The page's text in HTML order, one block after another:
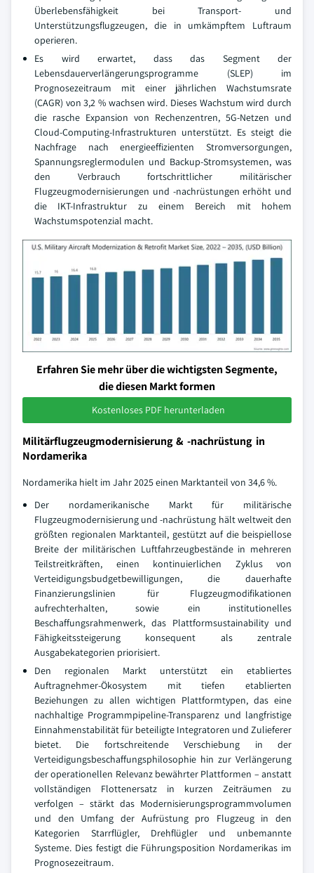
Überlebensfähigkeit bei Transport- und
Unterstützungsflugzeugen, die in umkämpftem Luftraum
operieren.
Es wird erwartet, dass das Segment der
Lebensdauerverlängerungsprogramme (SLEP) im
Prognosezeitraum mit einer jährlichen Wachstumsrate
(CAGR) von 3,2 % wachsen wird. Dieses Wachstum wird durch
die rasche Expansion von Rechenzentren, 5G-Netzen und
Cloud-Computing-Infrastrukturen unterstützt. Es steigt die
Nachfrage nach energieeffizienten Stromversorgungen,
Spannungsreglermodulen und Backup-Stromsystemen, was
den Verbrauch fortschrittlicher militärischer
Flugzeugmodernisierungen und -nachrüstungen erhöht und
die IKT-Infrastruktur zu einem Bereich mit hohem
Wachstumspotenzial macht.
Erfahren Sie mehr über die wichtigsten Segmente,
die diesen Markt formen
Kostenloses PDF herunterladen
Militärflugzeugmodernisierung & -nachrüstung in
Nordamerika
Nordamerika hielt im Jahr 2025 einen Marktanteil von 34,6 %.
Der nordamerikanische Markt für militärische
Flugzeugmodernisierung und -nachrüstung hält weltweit den
größten regionalen Marktanteil, gestützt auf die beispiellose
Breite der militärischen Luftfahrzeugbestände in mehreren
Teilstreitkräften, einen kontinuierlichen Zyklus von
Verteidigungsbudgetbewilligungen, die dauerhafte
Finanzierungslinien für Flugzeugmodifikationen
aufrechterhalten, sowie ein institutionelles
Beschaffungsrahmenwerk, das Plattformsustainability und
Fähigkeitssteigerung konsequent als zentrale
Ausgabekategorien priorisiert.
Den regionalen Markt unterstützt ein etabliertes
Auftragnehmer-Ökosystem mit tiefen etablierten
Beziehungen zu allen wichtigen Plattformtypen, das eine
nachhaltige Programmpipeline-Transparenz und langfristige
Einnahmenstabilität für beteiligte Integratoren und Zulieferer
bietet. Die fortschreitende Verschiebung in der
Verteidigungsbeschaffungsphilosophie hin zur Verlängerung
der operationellen Relevanz bewährter Plattformen – anstatt
vollständigen Flottenersatz in kurzen Zeiträumen zu
verfolgen – stärkt das Modernisierungsprogrammvolumen
und den Umfang der Aufrüstung pro Flugzeug in den
Kategorien Starrflügler, Drehflügler und unbemannte
Systeme. Dies festigt die Führungsposition Nordamerikas im
Prognosezeitraum.